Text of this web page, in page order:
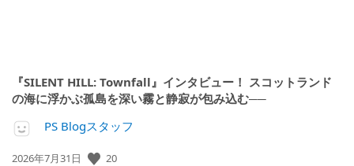
『SILENT HILL: Townfall』インタビュー！ スコットランド
の海に浮かぶ孤島を深い霧と静寂が包み込む──
PS Blogスタッフ
公
2026年7月31日 20